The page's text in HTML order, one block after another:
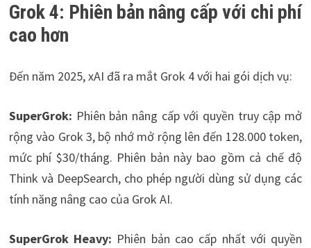
Grok 4: Phiên bản nâng cấp với chi phí
cao hơn
Đến năm 2025, xAI đã ra mắt Grok 4 với hai gói dịch vụ:
SuperGrok: Phiên bản nâng cấp với quyền truy cập mở
rộng vào Grok 3, bộ nhớ mở rộng lên đến 128.000 token,
mức phí $30/tháng. Phiên bản này bao gồm cả chế độ
Think và DeepSearch, cho phép người dùng sử dụng các
tính năng nâng cao của Grok AI.
SuperGrok Heavy: Phiên bản cao cấp nhất với quyền